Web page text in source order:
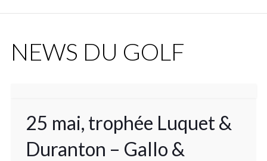
NEWS DU GOLF
25 mai, trophée Luquet &
Duranton – Gallo &